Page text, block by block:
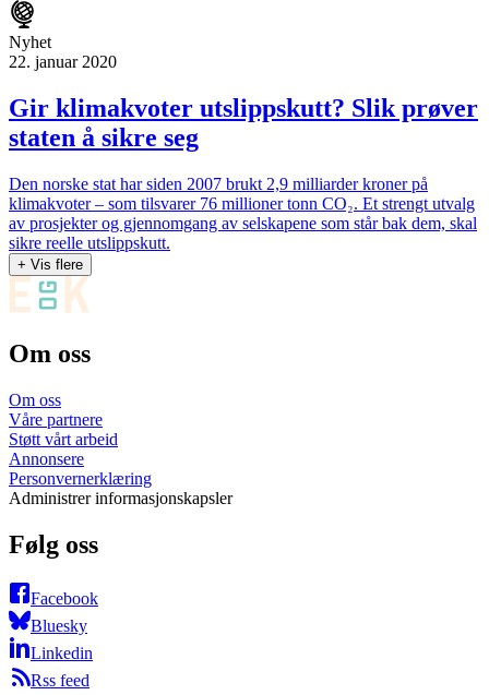
Nyhet
22. januar 2020
Gir klimakvoter utslippskutt? Slik prøver
staten å sikre seg
Den norske stat har siden 2007 brukt 2,9 milliarder kroner på
klimakvoter – som tilsvarer 76 millioner tonn CO₂. Et strengt utvalg
av prosjekter og gjennomgang av selskapene som står bak dem, skal
sikre reelle utslippskutt.
+ Vis flere
Om oss
Om oss
Våre partnere
Støtt vårt arbeid
Annonsere
Personvernerklæring
Administrer informasjonskapsler
Følg oss
Facebook
Bluesky
Linkedin
Rss feed